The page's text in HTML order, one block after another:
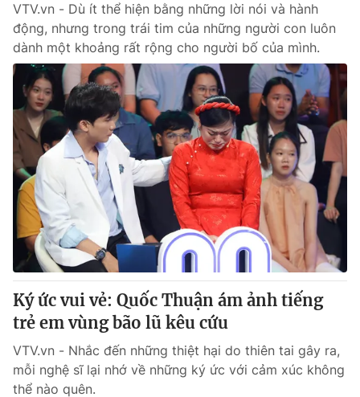
Phim VTV
Hậu trường
Nhân vật
Khán giả
Giải sao mai
Giải trí
Điện ảnh
Âm nhạc
Sao
Đời sống
Du lịch
Làm đẹp
Chất lượng cuộc sống
Giáo dục
Tuyển sinh
Học trực tuyến
Công nghệ
Hitech Công nghệ tương lai
Sản phẩm
Thị trường
Tư vấn
Giao lưu trực tuyến
Lịch phát sóng
Chuyên mục khác
Emagazine Podcast
VTV.vn - Dù ít thể hiện bằng những lời nói và hành
động, nhưng trong trái tim của những người con luôn
dành một khoảng rất rộng cho người bố của mình.
Ký ức vui vẻ: Quốc Thuận ám ảnh tiếng
trẻ em vùng bão lũ kêu cứu
VTV.vn - Nhắc đến những thiệt hại do thiên tai gây ra,
mỗi nghệ sĩ lại nhớ về những ký ức với cảm xúc không
thể nào quên.